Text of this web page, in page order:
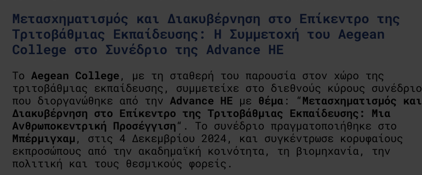
Μετασχηματισμός και Διακυβέρνηση στο Επίκεντρο της
Τριτοβάθμιας Εκπαίδευσης: Η Συμμετοχή του Aegean
College στο Συνέδριο της Advance HE
Το Aegean College , με τη σταθερή του παρουσία στον χώρο της
τριτοβάθμιας εκπαίδευσης, συμμετείχε στο διεθνούς κύρους συνέδριο
που διοργανώθηκε από την Advance HE με θέμα : “Μετασχηματισμός και
Διακυβέρνηση στο Επίκεντρο της Τριτοβάθμιας Εκπαίδευσης: Μια
Ανθρωποκεντρική Προσέγγιση“. Το συνέδριο πραγματοποιήθηκε στο
Μπέρμιγχαμ , στις 4 Δεκεμβρίου 2024 , και συγκέντρωσε κορυφαίους
εκπροσώπους από την ακαδημαϊκή κοινότητα, τη βιομηχανία, την
πολιτική και τους θεσμικούς φορείς.